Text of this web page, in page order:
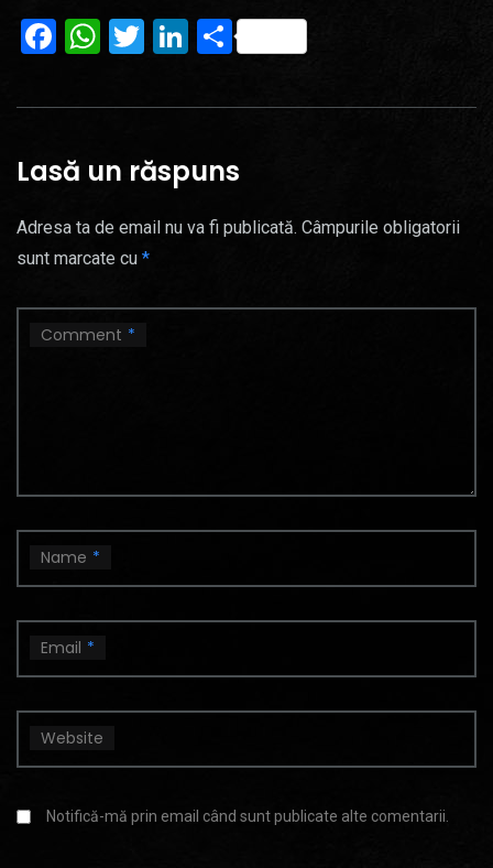
Facebook
WhatsApp
Twitter
LinkedIn
Partajează
Lasă un răspuns
Adresa ta de email nu va fi publicată. Câmpurile obligatorii
sunt marcate cu *
Comment *
Name *
Email *
Website
Notifică-mă prin email când sunt publicate alte comentarii.